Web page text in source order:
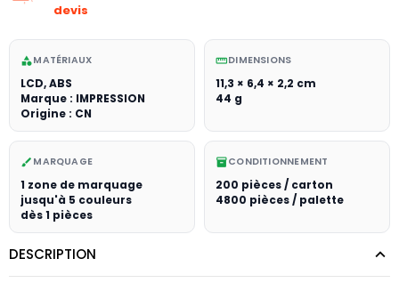
devis
categoryMATÉRIAUX
LCD, ABS
Marque : IMPRESSION
Origine : CN
straightenDIMENSIONS
11,3 × 6,4 × 2,2 cm
44 g
brush MARQUAGE
1 zone de marquage
jusqu'à 5 couleurs
dès 1 pièces
inventory_2CONDITIONNEMENT
200 pièces / carton
4800 pièces / palette
DESCRIPTION